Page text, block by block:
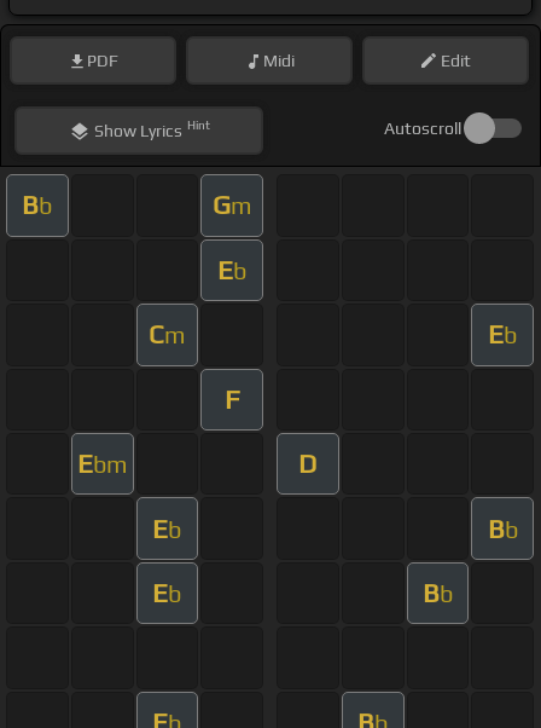
PDF Midi Edit
ShowLyrics Hint Autoscroll
Bb Gm
Eb
Cm Eb
F
Ebm D
Eb Bb
Eb Bb